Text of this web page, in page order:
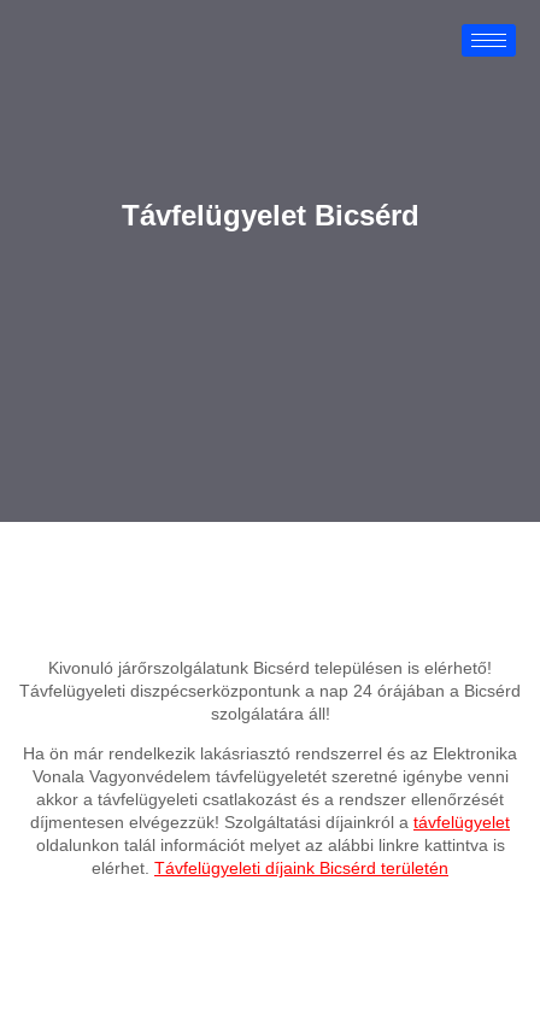
Távfelügyelet Bicsérd
Kivonuló járőrszolgálatunk Bicsérd településen is elérhető!
Távfelügyeleti diszpécserközpontunk a nap 24 órájában a Bicsérd
szolgálatára áll!
Ha ön már rendelkezik lakásriasztó rendszerrel és az Elektronika
Vonala Vagyonvédelem távfelügyeletét szeretné igénybe venni
akkor a távfelügyeleti csatlakozást és a rendszer ellenőrzését
díjmentesen elvégezzük! Szolgáltatási díjainkról a távfelügyelet
oldalunkon talál információt melyet az alábbi linkre kattintva is
elérhet. Távfelügyeleti díjaink Bicsérd területén